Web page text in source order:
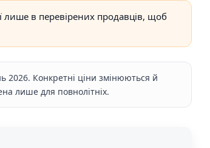
лише в перевірених продавців, щоб
2026. Конкретні ціни змінюються й
лише для повнолітніх.